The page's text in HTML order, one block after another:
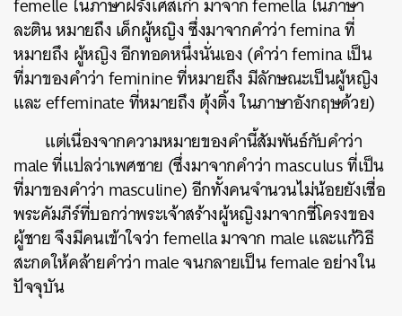
ละติน หมายถึง เด็กผู้หญิง ซึ่งมาจากคำว่า femina ที่
หมายถึง ผู้หญิง อีกทอดหนึ่งนั่นเอง (คำว่า femina เป็น
ที่มาของคำว่า feminine ที่หมายถึง มีลักษณะเป็นผู้หญิง
และ effeminate ที่หมายถึง ตุ้งติ้ง ในภาษาอังกฤษด้วย)
แต่เนื่องจากความหมายของคำนี้สัมพันธ์กับคำว่า
male ที่แปลว่าเพศชาย (ซึ่งมาจากคำว่า masculus ที่เป็น
ที่มาของคำว่า masculine) อีกทั้งคนจำนวนไม่น้อยยังเชื่อ
พระคัมภีร์ที่บอกว่าพระเจ้าสร้างผู้หญิงมาจากซี่โครงของ
ผู้ชาย จึงมีคนเข้าใจว่า femella มาจาก male และแก้วิธี
สะกดให้คล้ายคำว่า male จนกลายเป็น female อย่างใน
ปัจจุบัน